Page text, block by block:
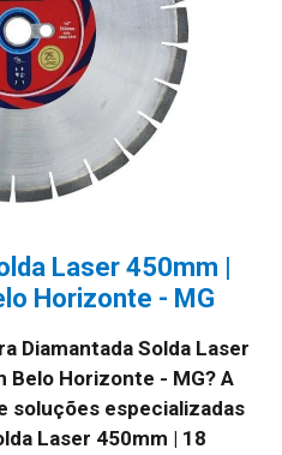
Laser 450mm |
Horizonte - MG
Diamantada Solda Laser
Belo Horizonte - MG? A
soluções especializadas
Laser 450mm | 18